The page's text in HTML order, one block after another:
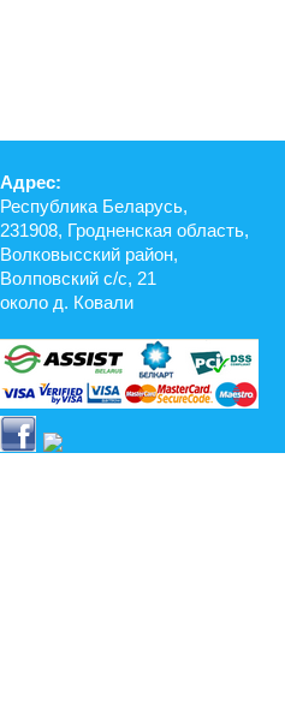
Адрес:
Республика Беларусь,
231908, Гродненская область,
Волковысский район,
Волповский с/с, 21
около д. Ковали